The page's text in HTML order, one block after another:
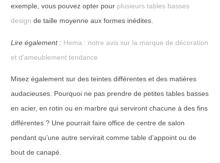
exemple, vous pouvez opter pour plusieurs tables basses
design de taille moyenne aux formes inédites.
Lire également : Hema : notre avis sur la marque de décoration
et d’ameublement tendance
Misez également sur des teintes différentes et des matières
audacieuses. Pourquoi ne pas prendre de petites tables basses
en acier, en rotin ou en marbre qui serviront chacune à des fins
différentes ? Une pourrait faire office de centre de salon
pendant qu’une autre servirait comme table d’appoint ou de
bout de canapé.